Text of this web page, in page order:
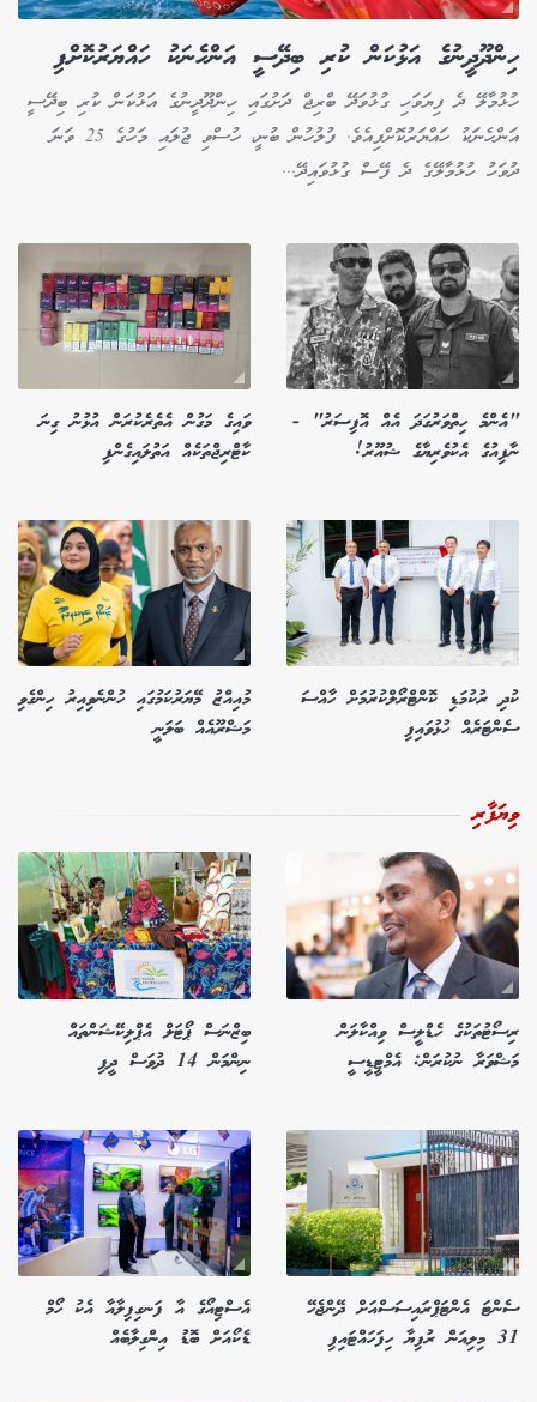
ހިންދޫދީނުގެ އަޅުކަން ކުރި ބިދޭސީ އަންހެނަކު ހައްޔަރުކޮށްފި
ހުޅުމާލޭ ދެ ފިޔަވަހި ގުޅުވަދޭ ބްރިޖް ދަށުގައި ހިންދޫދީނުގެ އަޅުކަން ކުރި ބިދޭސީ
އަންހެނަކު ހައްޔަރުކޮށްފިއެވެ. ފުލުހުން ބުނީ، ހުސްވި ޖުލައި މަހުގެ 25 ވަނަ
ދުވަހު ހުޅުމާލޭގެ ދެ ފޭސް ގުޅުވައިދޭ...
"އެންމެ ހިތްވަރުގަދަ އެއް އޮފިސަރު" -
ނާފިއުގެ އެކުވެރިޔާގެ ޝުއޫރު!
ވައިގެ މަގުން އެތެރެކުރަން އުޅުނު ގިނަ
ކާޓްރިޖްތަކެއް އަތުލައިގެންފި
ކުދި ރުކުމަޑި ކޮންޓްރޯލްކުރުމަށް ހާއްސަ
ސެންޓަރެއް ހުޅުވައިފި
މުއިއްޒު މޭޔަރުކަމުގައި ހުންނެވިއިރު ހިންގެވި
މަޝްރޫއެއް ބަލަނީ
ވިޔަފާރި
ރިސޯޓުތަކުގެ ހެޑްލީސް ވިއްކާލަން
މަޝްވަރާ ނުކުރަން: އެމްޓީޑީސީ
ބިޒްނަސް ޕޯޓަލް އެޕްލިކޭޝަންތައް
ނިންމަން 14 ދުވަސް ދީފި
ސެންޓަ އެންޓަޕްރައިސަސްއަށް ދޭންޖެހޭ
31 މިލިއަން ރުފިޔާ ހިފަހައްޓައިފި
އެސްޓިއޯގެ އާ ފަނގިފިލާއާ އެކު ހޯމް
ޑެކޯއަށް ބޮޑު އިންގިލާބެއް